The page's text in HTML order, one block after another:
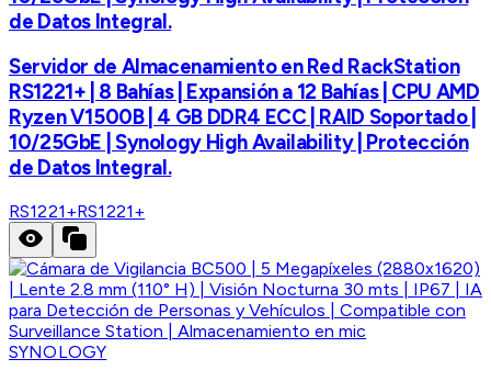
de Datos Integral.
Servidor de Almacenamiento en Red RackStation
RS1221+ | 8 Bahías | Expansión a 12 Bahías | CPU AMD
Ryzen V1500B | 4 GB DDR4 ECC | RAID Soportado |
10/25GbE | Synology High Availability | Protección
de Datos Integral.
RS1221+RS1221+
SYNOLOGY